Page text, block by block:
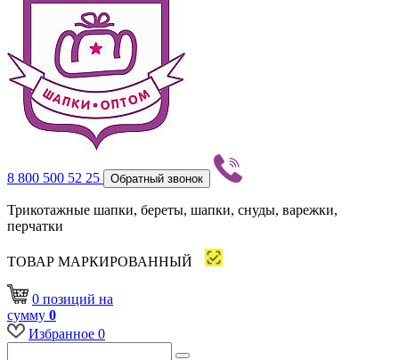
8 800 500 52 25 Обратный звонок
Трикотажные шапки, береты, шапки, снуды, варежки,
перчатки
ТОВАР МАРКИРОВАННЫЙ
0 позиций на
сумму 0
Избранное 0